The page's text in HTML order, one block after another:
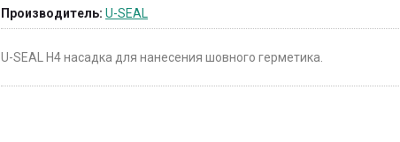
Производитель: U-SEAL
U-SEAL H4 насадка для нанесения шовного герметика.